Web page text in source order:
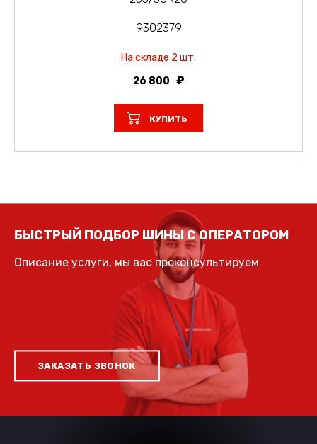
9302379
На складе 2 шт.
26 800
КУПИТЬ
БЫСТРЫЙ ПОДБОР ШИНЫ С ОПЕРАТОРОМ
Описание услуги, мы вас проконсультируем
ЗАКАЗАТЬ ЗВОНОК